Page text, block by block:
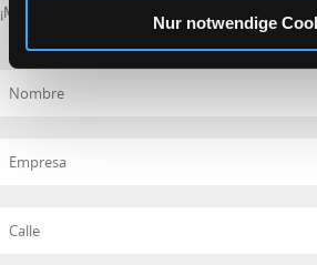
Nur notwendige
¡Muchas gracias!